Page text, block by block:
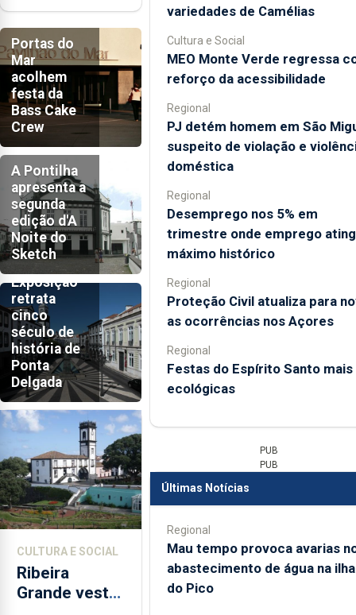
Portas do
Mar
acolhem
festa da
Bass Cake
Crew
A Pontilha
apresenta a
segunda
edição d'A
Noite do
Sketch
Exposição
retrata
cinco
século de
história de
Ponta
Delgada
CULTURA E SOCIAL
Ribeira
Grande veste-
variedades de Camélias
Cultura e Social
MEO Monte Verde regressa
reforço da acessibilidade
Regional
PJ detém homem em São
suspeito de violação e
doméstica
Regional
Desemprego nos 5% em
trimestre onde emprego
máximo histórico
Regional
Proteção Civil atualiza para
as ocorrências nos Açores
Regional
Festas do Espírito Santo mais
ecológicas
PUB
PUB
Últimas Notícias
Regional
Mau tempo provoca avarias
abastecimento de água na ilha
do Pico